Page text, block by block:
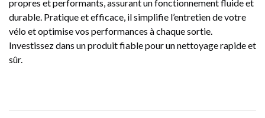
propres et performants, assurant un fonctionnement fluide et
durable. Pratique et efficace, il simplifie l’entretien de votre
vélo et optimise vos performances à chaque sortie.
Investissez dans un produit fiable pour un nettoyage rapide et
sûr.